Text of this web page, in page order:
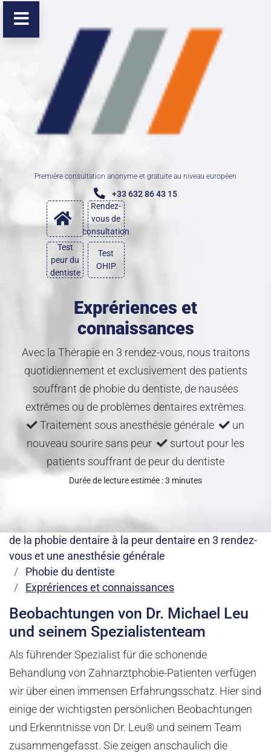
Première consultation anonyme et gratuite au niveau européen
+33 632 86 43 15
Rendez-
vous de
consultation
Test
peur du
dentiste
Test
OHIP
Exprériences et
connaissances
Avec la Thérapie en 3 rendez-vous, nous traitons
quotidiennement et exclusivement des patients
souffrant de phobie du dentiste, de nausées
extrêmes ou de problèmes dentaires extrêmes.
Traitement sous anesthésie générale
un
nouveau sourire sans peur
surtout pour les
patients souffrant de peur du dentiste
Durée de lecture estimée : 3 minutes
de la phobie dentaire à la peur dentaire en 3 rendez-
vous et une anesthésie générale
Phobie du dentiste
Exprériences et connaissances
Beobachtungen von Dr. Michael Leu
und seinem Spezialistenteam
Als führender Spezialist für die schonende
Behandlung von Zahnarztphobie-Patienten verfügen
wir über einen immensen Erfahrungsschatz. Hier sind
einige der wichtigsten persönlichen Beobachtungen
und Erkenntnisse von Dr. Leu® und seinem Team
zusammengefasst. Sie zeigen anschaulich die